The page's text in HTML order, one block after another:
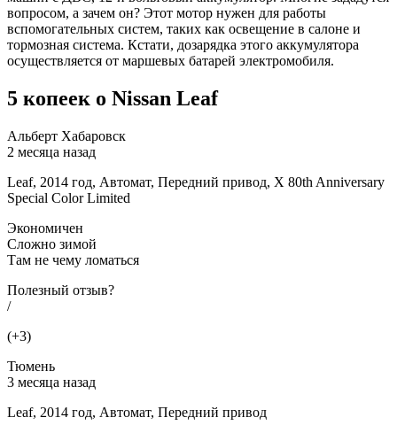
вопросом, а зачем он? Этот мотор нужен для работы
вспомогательных систем, таких как освещение в салоне и
тормозная система. Кстати, дозарядка этого аккумулятора
осуществляется от маршевых батарей электромобиля.
5 копеек о Nissan Leaf
Альберт Хабаровск
2 месяца назад
Leaf, 2014 год, Автомат, Передний привод, X 80th Anniversary
Special Color Limited
Экономичен
Сложно зимой
Там не чему ломаться
Полезный отзыв?
/
(+3)
Тюмень
3 месяца назад
Leaf, 2014 год, Автомат, Передний привод